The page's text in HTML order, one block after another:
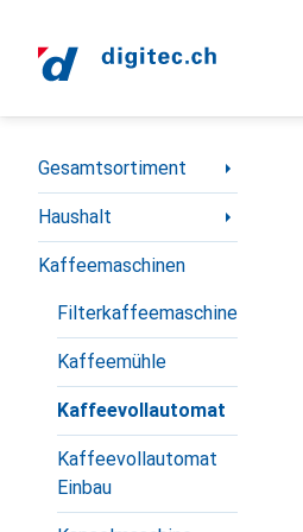
Navigation nach Kategorien
Gesamtsortiment
Haushalt
Kaffeemaschinen
Filterkaffeemaschine
Kaffeemühle
Kaffeevollautomat
Kaffeevollautomat
Einbau